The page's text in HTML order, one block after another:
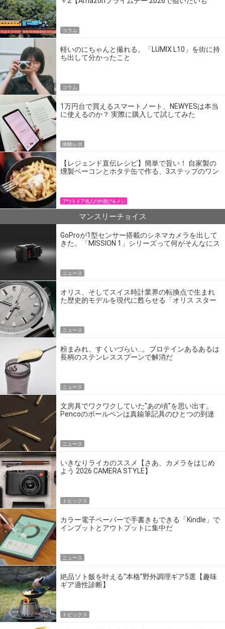
コラム
軽いのにちゃんと撮れる。「LUMIX L10」を街に持
ち出して分かったこと
コラム
1万円台で買えるスマートノート、NEWYESは本当
に使えるのか？ 実際に購入して試してみた
体験レポ
【レジェンド直伝レシピ】簡単で旨い！ 自家製の
燻製ベーコンとホタテ缶で作る、3ステップのワン
アウトドア名人の外遊び＆メシ
マンスリーチョイス
GoProが1型センサー搭載のシネマカメラを出して
きた。「MISSION 1」シリーズって何がそんなにス
ニュース
オリス、そしてスイス時計業界の転換点で生まれ
た歴史的モデルを現代に甦らせる「オリス スター
ニュース
粉まみれ、すくいづらい…。プロテインあるあるは
長柄のステンレススプーンで解消だ
ニュース
文房具でワクワクしていた“あの頃”を思い出す。
Pencoのボールペンは真鍮筆記具のひとつの到達
ニュース
いきなりライカのススメ【さあ、カメラをはじめ
よう 2026 CAMERA STYLE】
トピックス
カラー電子ペーパーで手書きもできる「Kindle」で
インプットとアウトプットに集中だ
ニュース
絶品ソト飯を叶える“本格”野外調理ギア5選【趣味
ギア適性診断】
トピックス